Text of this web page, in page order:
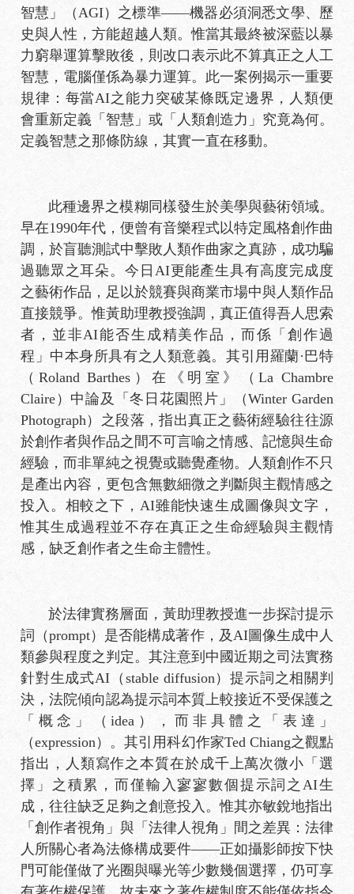
智慧」（AGI）之標準——機器必須洞悉文學、歷
史與人性，方能超越人類。惟當其最終被深藍以暴
力窮舉運算擊敗後，則改口表示此不算真正之人工
智慧，電腦僅係為暴力運算。此一案例揭示一重要
規律：每當AI之能力突破某條既定邊界，人類便
會重新定義「智慧」或「人類創造力」究竟為何。
定義智慧之那條防線，其實一直在移動。
此種邊界之模糊同樣發生於美學與藝術領域。
早在1990年代，便曾有音樂程式以特定風格創作曲
調，於盲聽測試中擊敗人類作曲家之真跡，成功騙
過聽眾之耳朵。今日AI更能產生具有高度完成度
之藝術作品，足以於競賽與商業市場中與人類作品
直接競爭。惟黃助理教授強調，真正值得吾人思索
者，並非AI能否生成精美作品，而係「創作過
程」中本身所具有之人類意義。其引用羅蘭·巴特
（Roland Barthes）在《明室》（La Chambre
Claire）中論及「冬日花園照片」（Winter Garden
Photograph）之段落，指出真正之藝術經驗往往源
於創作者與作品之間不可言喻之情感、記憶與生命
經驗，而非單純之視覺或聽覺產物。人類創作不只
是產出內容，更包含無數細微之判斷與主觀情感之
投入。相較之下，AI雖能快速生成圖像與文字，
惟其生成過程並不存在真正之生命經驗與主觀情
感，缺乏創作者之生命主體性。
於法律實務層面，黃助理教授進一步探討提示
詞（prompt）是否能構成著作，及AI圖像生成中人
類參與程度之判定。其注意到中國近期之司法實務
針對生成式AI（stable diffusion）提示詞之相關判
決，法院傾向認為提示詞本質上較接近不受保護之
「概念」（idea），而非具體之「表達」
（expression）。其引用科幻作家Ted Chiang之觀點
指出，人類寫作之本質在於成千上萬次微小「選
擇」之積累，而僅輸入寥寥數個提示詞之AI生
成，往往缺乏足夠之創意投入。惟其亦敏銳地指出
「創作者視角」與「法律人視角」間之差異：法律
人所關心者為法條構成要件——正如攝影師按下快
門可能僅做了光圈與曝光等少數幾個選擇，仍可享